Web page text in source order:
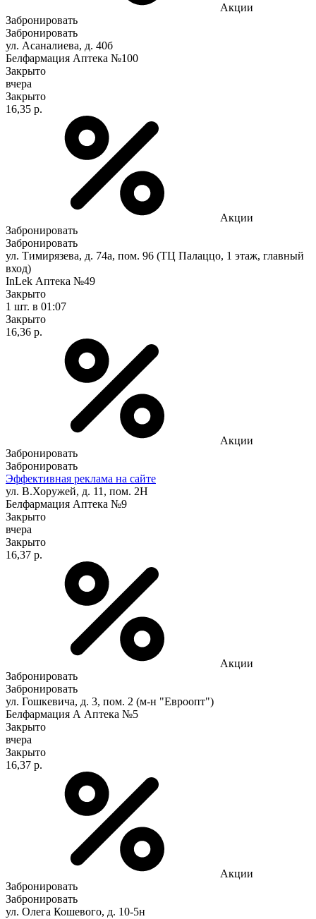
Акции
Забронировать
Забронировать
ул. Асаналиева, д. 40б
Белфармация Аптека №100
Закрыто
вчера
Закрыто
16,35 р.
Акции
Забронировать
Забронировать
ул. Тимирязева, д. 74а, пом. 96 (ТЦ Палаццо, 1 этаж, главный
вход)
InLek Аптека №49
Закрыто
1 шт. в 01:07
Закрыто
16,36 р.
Акции
Забронировать
Забронировать
Эффективная реклама на сайте
ул. В.Хоружей, д. 11, пом. 2Н
Белфармация Аптека №9
Закрыто
вчера
Закрыто
16,37 р.
Акции
Забронировать
Забронировать
ул. Гошкевича, д. 3, пом. 2 (м-н "Евроопт")
Белфармация А Аптека №5
Закрыто
вчера
Закрыто
16,37 р.
Акции
Забронировать
Забронировать
ул. Олега Кошевого, д. 10-5н